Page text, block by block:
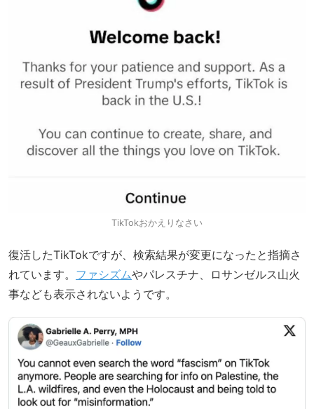
TikTokおかえりなさい
復活したTikTokですが、検索結果が変更になったと指摘さ
れています。 ファシズムやパレスチナ、ロサンゼルス山火
事なども表示されないようです。